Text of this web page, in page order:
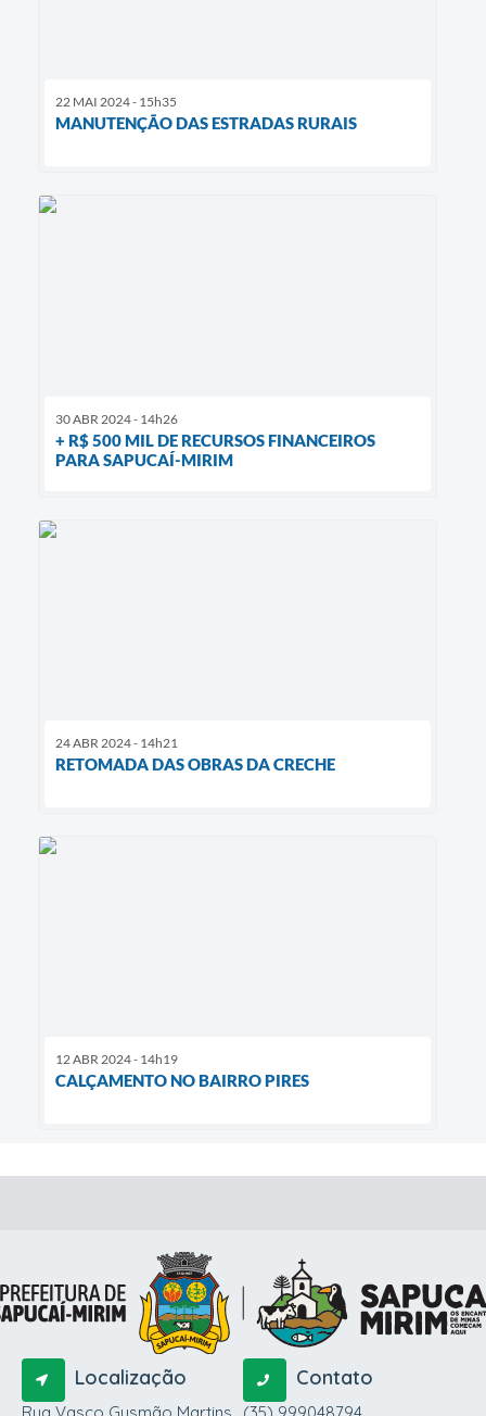
22 MAI 2024 - 15h35
MANUTENÇÃO DAS ESTRADAS RURAIS
30 ABR 2024 - 14h26
+ R$ 500 MIL DE RECURSOS FINANCEIROS
PARA SAPUCAÍ-MIRIM
24 ABR 2024 - 14h21
RETOMADA DAS OBRAS DA CRECHE
12 ABR 2024 - 14h19
CALÇAMENTO NO BAIRRO PIRES
Localização Contato